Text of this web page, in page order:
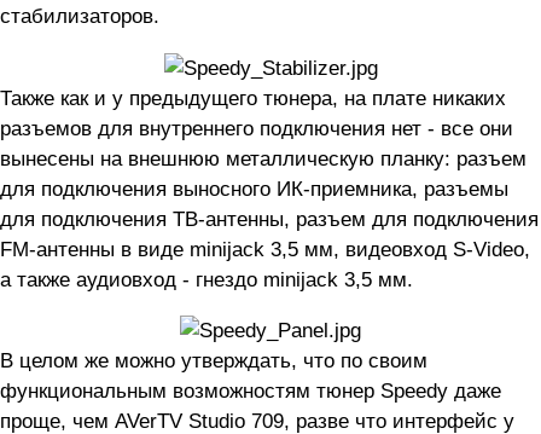
стабилизаторов.
Также как и у предыдущего тюнера, на плате никаких
разъемов для внутреннего подключения нет - все они
вынесены на внешнюю металлическую планку: разъем
для подключения выносного ИК-приемника, разъемы
для подключения ТВ-антенны, разъем для подключения
FM-антенны в виде minijack 3,5 мм, видеовход S-Video,
а также аудиовход - гнездо minijack 3,5 мм.
В целом же можно утверждать, что по своим
функциональным возможностям тюнер Speedy даже
проще, чем AVerTV Studio 709, разве что интерфейс у